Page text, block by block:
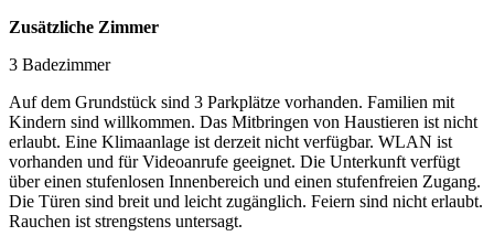
Zusätzliche Zimmer
3 Badezimmer
Auf dem Grundstück sind 3 Parkplätze vorhanden. Familien mit
Kindern sind willkommen. Das Mitbringen von Haustieren ist nicht
erlaubt. Eine Klimaanlage ist derzeit nicht verfügbar. WLAN ist
vorhanden und für Videoanrufe geeignet. Die Unterkunft verfügt
über einen stufenlosen Innenbereich und einen stufenfreien Zugang.
Die Türen sind breit und leicht zugänglich. Feiern sind nicht erlaubt.
Rauchen ist strengstens untersagt.